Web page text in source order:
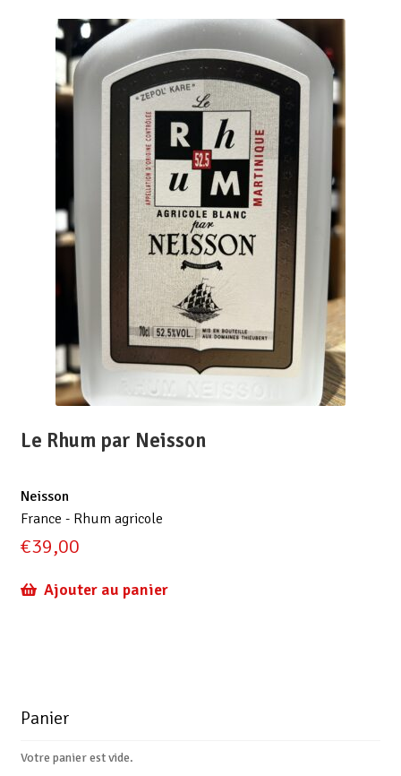
Le Rhum par Neisson
Neisson
France - Rhum agricole
€39,00
Ajouter au panier
Panier
Votre panier est vide.